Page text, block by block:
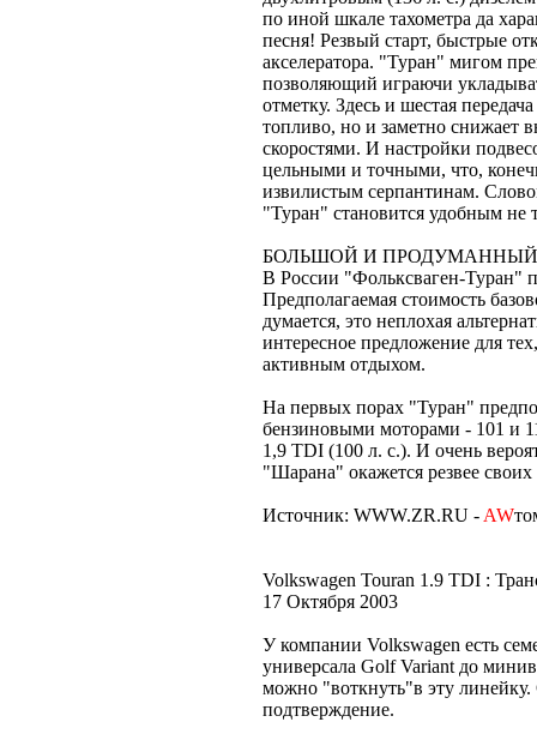
по иной шкале тахометра да
песня! Резвый старт, быстрые
акселератора. "Туран" мигом
позволяющий играючи
отметку. Здесь и шестая
топливо, но и заметно
скоростями. И настройки
цельными и точными, что,
извилистым серпантинам.
"Туран" становится удобным не
БОЛЬШОЙ И ПРОДУМАННЫЙ
В России "Фольксваген-Туран"
Предполагаемая стоимость
думается, это неплохая
интересное предложение для
активным отдыхом.
На первых порах "Туран"
бензиновыми моторами - 101 и
1,9 TDI (100 л. с.). И очень
"Шарана" окажется резвее
Источник: WWW.ZR.RU - AW
Volkswagen Touran 1.9 TDI :
17 Октября 2003
У компании Volkswagen есть
универсала Golf Variant до
можно "воткнуть"в эту
подтверждение.